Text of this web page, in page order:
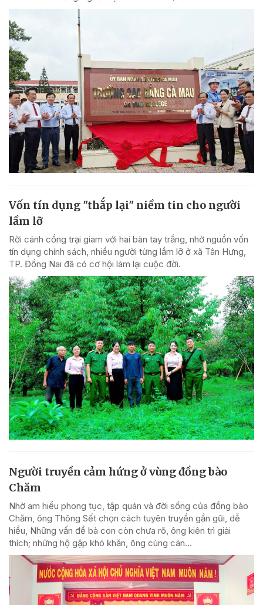
Vốn tín dụng "thắp lại" niềm tin cho người
lầm lỡ
Rời cánh cổng trại giam với hai bàn tay trắng, nhờ nguồn vốn
tín dụng chính sách, nhiều người từng lầm lỡ ở xã Tân Hưng,
TP. Đồng Nai đã có cơ hội làm lại cuộc đời.
Người truyền cảm hứng ở vùng đồng bào
Chăm
Nhờ am hiểu phong tục, tập quán và đời sống của đồng bào
Chăm, ông Thông Sết chọn cách tuyên truyền gần gũi, dễ
hiểu, Những vấn đề bà con còn chưa rõ, ông kiên trì giải
thích; những hộ gặp khó khăn, ông cùng cán...